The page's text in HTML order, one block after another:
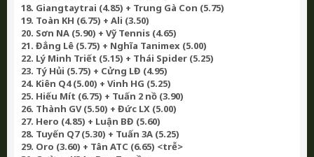
18. Giangtaytrai (4.85) + Trung Gà Con (5.75)
19. Toàn KH (6.75) + Ali (3.50)
20. Sơn NA (5.90) + Vỹ Tennis (4.65)
21. Đẳng Lê (5.75) + Nghĩa Tanimex (5.00)
22. Lý Minh Triết (5.15) + Thái Spider (5.25)
23. Tý Hủi (5.75) + Cửng LĐ (4.95)
24. Kiên Q4 (5.00) + Vinh HG (5.25)
25. Hiếu Mít (6.75) + Tuấn 2 nồ (3.90)
26. Thành GV (5.50) + Đức LX (5.00)
27. Hero (4.85) + Luận BĐ (5.60)
28. Tuyến Q7 (5.30) + Tuấn 3A (5.25)
29. Oro (3.60) + Tân ATC (6.65) <trễ>